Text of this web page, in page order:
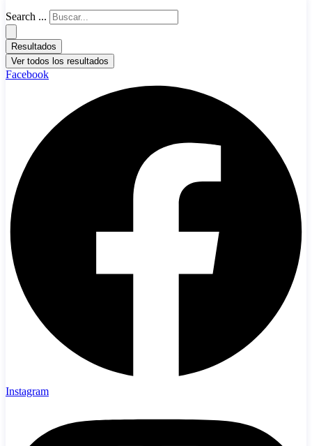
Search ...
Resultados
Ver todos los resultados
Facebook
Instagram